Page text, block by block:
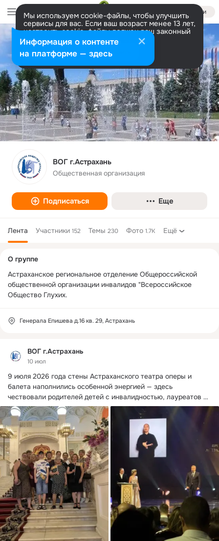
Войти
Мы используем cookie-файлы, чтобы улучшить
сервисы для вас. Если ваш возраст менее 13 лет,
настроить cookie-файлы должен ваш законный
представитель. Больше информации
Разрешить все Настроить
ВОГ г.Астрахань
Общественная организация
Подписаться Еще
Лента Участники 152 Темы 230 Фото 1.7K Ещё
ВОГ г.Астрахань
10 июл
9 июля 2026 года стены Астраханского театра оперы и
балета наполнились особенной энергией — здесь
чествовали родителей детей с инвалидностью, лауреатов
Всероссийской премии «Особенное счастье». ...
колонка
О группе
Астраханское региональное отделение Общероссийской
общественной организации инвалидов "Всероссийское
Общество Глухих.
Генерала Епишева д.16 кв. 29, Астрахань
Информация о контенте
на платформе — здесь